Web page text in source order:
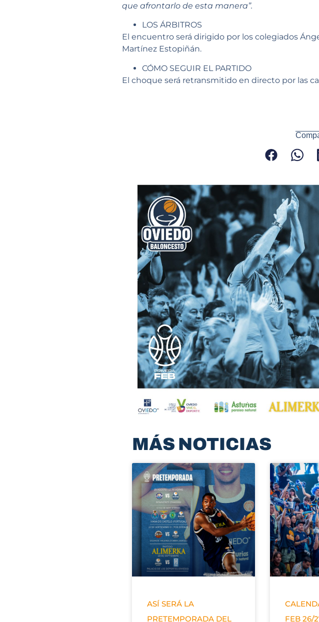
que afrontarlo de esta manera”.
LOS ÁRBITROS
El encuentro será dirigido por los colegiados
Martínez Estopiñán.
CÓMO SEGUIR EL PARTIDO
El choque será retransmitido en directo por las
MÁS NOTICIAS
ASÍ SERÁ LA
PRETEMPORADA DEL
FEB 26/